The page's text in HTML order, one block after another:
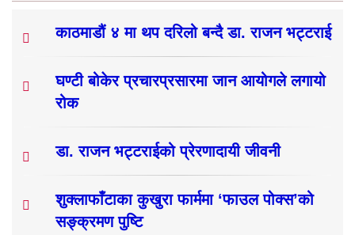
काठमाडौं ४ मा थप दरिलो बन्दै डा. राजन भट्टराई
घण्टी बोकेर प्रचारप्रसारमा जान आयोगले लगायो
रोक
डा. राजन भट्टराईको प्रेरणादायी जीवनी
शुक्लाफाँटाका कुखुरा फार्ममा ‘फाउल पोक्स’को
सङ्क्रमण पुष्टि